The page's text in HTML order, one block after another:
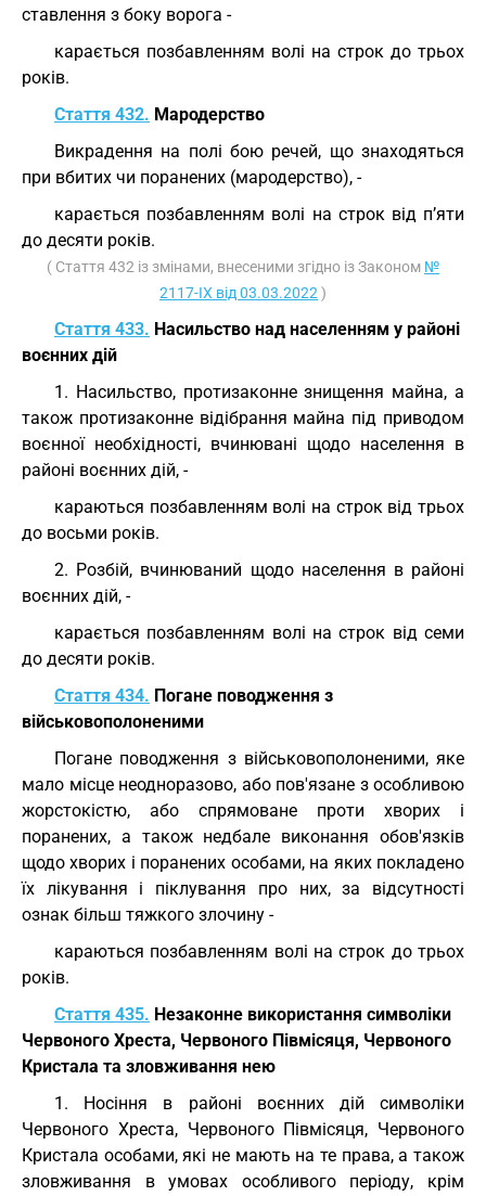
ставлення з боку ворога -
карається позбавленням волі на строк до трьох
років.
Стаття 432. Мародерство
Викрадення на полі бою речей, що знаходяться
при вбитих чи поранених (мародерство), -
карається позбавленням волі на строк від п’яти
до десяти років.
( Стаття 432 із змінами, внесеними згідно із Законом №
2117-IX від 03.03.2022 )
Стаття 433. Насильство над населенням у районі
воєнних дій
1. Насильство, протизаконне знищення майна, а
також протизаконне відібрання майна під приводом
воєнної необхідності, вчинювані щодо населення в
районі воєнних дій, -
караються позбавленням волі на строк від трьох
до восьми років.
2. Розбій, вчинюваний щодо населення в районі
воєнних дій, -
карається позбавленням волі на строк від семи
до десяти років.
Стаття 434. Погане поводження з
військовополоненими
Погане поводження з військовополоненими, яке
мало місце неодноразово, або пов'язане з особливою
жорстокістю, або спрямоване проти хворих і
поранених, а також недбале виконання обов'язків
щодо хворих і поранених особами, на яких покладено
їх лікування і піклування про них, за відсутності
ознак більш тяжкого злочину -
караються позбавленням волі на строк до трьох
років.
Стаття 435. Незаконне використання символіки
Червоного Хреста, Червоного Півмісяця, Червоного
Кристала та зловживання нею
1. Носіння в районі воєнних дій символіки
Червоного Хреста, Червоного Півмісяця, Червоного
Кристала особами, які не мають на те права, а також
зловживання в умовах особливого періоду, крім